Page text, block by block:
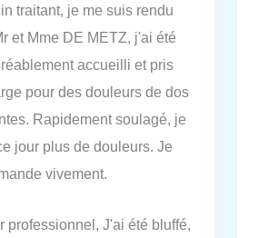
traitant, je me suis rendu
et Mme DE METZ, j'ai été
accueilli et pris
pour des douleurs de dos
Rapidement soulagé, je
jour plus de douleurs. Je
vivement.
professionnel, J'ai été bluffé,